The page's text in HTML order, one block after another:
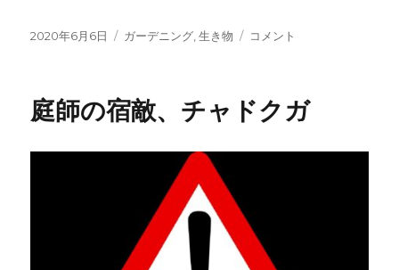
投
2020年6月6日
カ
ー
ガーデニング,生き物
擬
人、
オ
エ
コメント
庭師の宿敵、チャドクガ